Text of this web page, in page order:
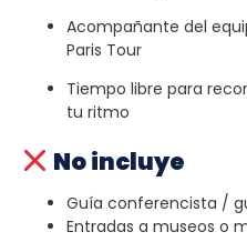
Acompañante del
Paris Tour
Tiempo libre para
tu ritmo
No incluye
Guía conferencista /
Entradas a museos o